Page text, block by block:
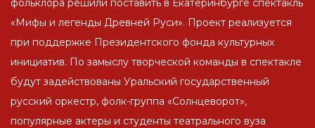
«Мифы и легенды Древней Руси». Проект реализуется
при поддержке Президентского фонда культурных
инициатив. По замыслу творческой команды в спектакле
будут задействованы Уральский государственный
русский оркестр, фолк-группа «Солнцеворот»,
популярные актеры и студенты театрального вуза